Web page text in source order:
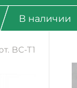
В наличии
BC-T1